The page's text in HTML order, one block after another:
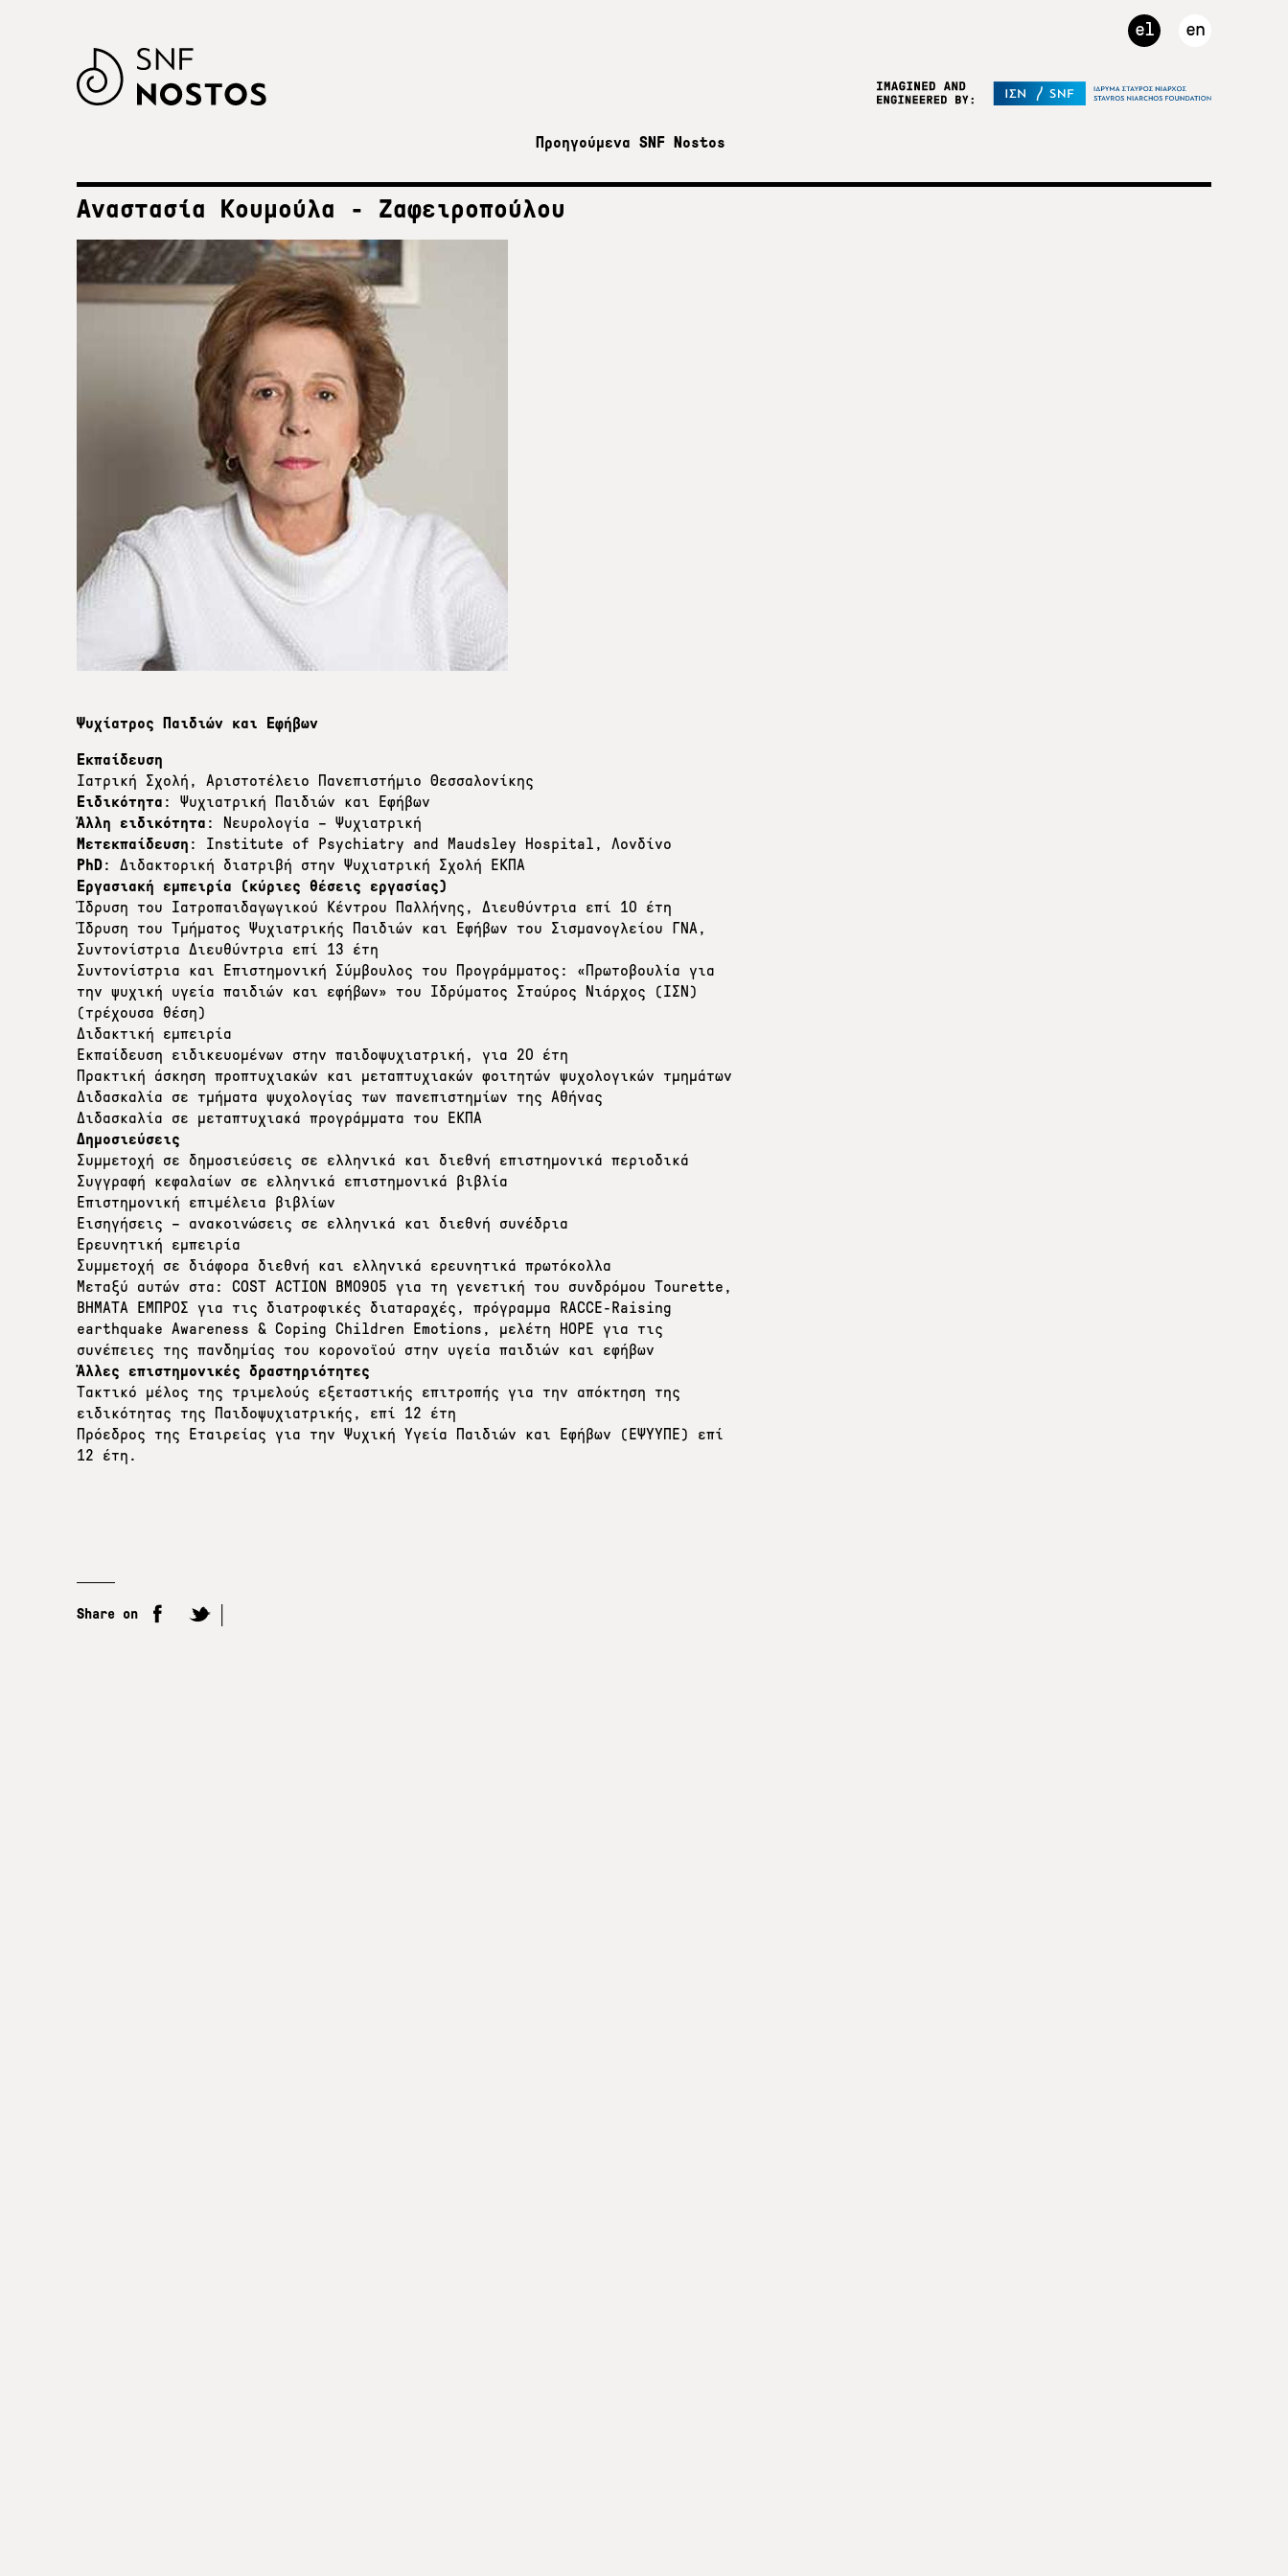
Προηγούμενα SNF Nostos
el en
Αναστασία Κουμούλα - Ζαφειροπούλου
Ψυχίατρος Παιδιών και Εφήβων
Εκπαίδευση
Ιατρική Σχολή, Αριστοτέλειο Πανεπιστήμιο Θεσσαλονίκης
Ειδικότητα : Ψυχιατρική Παιδιών και Εφήβων
Άλλη ειδικότητα : Νευρολογία – Ψυχιατρική
Μετεκπαίδευση : Institute of Psychiatry and Maudsley Hospital, Λονδίνο
PhD: Διδακτορική διατριβή στην Ψυχιατρική Σχολή ΕΚΠΑ
Εργασιακή εμπειρία (κύριες θέσεις εργασίας)
Ίδρυση του Ιατροπαιδαγωγικού Κέντρου Παλλήνης, Διευθύντρια επί 10 έτη
Ίδρυση του Τμήματος Ψυχιατρικής Παιδιών και Εφήβων του Σισμανογλείου ΓΝΑ,
Συντονίστρια Διευθύντρια επί 13 έτη
Συντονίστρια και Επιστημονική Σύμβουλος του Προγράμματος: «Πρωτοβουλία για
την ψυχική υγεία παιδιών και εφήβων» του Ιδρύματος Σταύρος Νιάρχος (ΙΣΝ)
(τρέχουσα θέση)
Διδακτική εμπειρία
Εκπαίδευση ειδικευομένων στην παιδοψυχιατρική, για 20 έτη
Πρακτική άσκηση προπτυχιακών και μεταπτυχιακών φοιτητών ψυχολογικών τμημάτων
Διδασκαλία σε τμήματα ψυχολογίας των πανεπιστημίων της Αθήνας
Διδασκαλία σε μεταπτυχιακά προγράμματα του ΕΚΠΑ
Δημοσιεύσεις
Συμμετοχή σε δημοσιεύσεις σε ελληνικά και διεθνή επιστημονικά περιοδικά
Συγγραφή κεφαλαίων σε ελληνικά επιστημονικά βιβλία
Επιστημονική επιμέλεια βιβλίων
Εισηγήσεις – ανακοινώσεις σε ελληνικά και διεθνή συνέδρια
Ερευνητική εμπειρία
Συμμετοχή σε διάφορα διεθνή και ελληνικά ερευνητικά πρωτόκολλα
Μεταξύ αυτών στα: COST ACTION BM0905 για τη γενετική του συνδρόμου Tourette,
ΒΗΜΑΤΑ ΕΜΠΡΟΣ για τις διατροφικές διαταραχές, πρόγραμμα RACCE-Raising
earthquake Awareness & Coping Children Emotions, μελέτη HOPE για τις
συνέπειες της πανδημίας του κορονοϊού στην υγεία παιδιών και εφήβων
Άλλες επιστημονικές δραστηριότητες
Τακτικό μέλος της τριμελούς εξεταστικής επιτροπής για την απόκτηση της
ειδικότητας της Παιδοψυχιατρικής, επί 12 έτη
Πρόεδρος της Εταιρείας για την Ψυχική Υγεία Παιδιών και Εφήβων (ΕΨΥΥΠΕ) επί
12 έτη.
Share on